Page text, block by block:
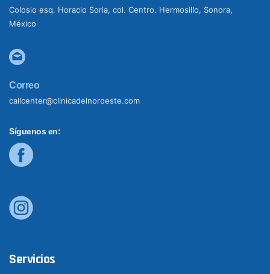
Colosio esq. Horacio Soria, col. Centro. Hermosillo, Sonora,
México
Correo
callcenter@clinicadelnoroeste.com
Síguenos en:
Servicios